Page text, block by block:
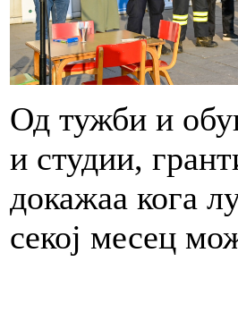
Од тужби и
и студии,
докажаа кога
секој месец